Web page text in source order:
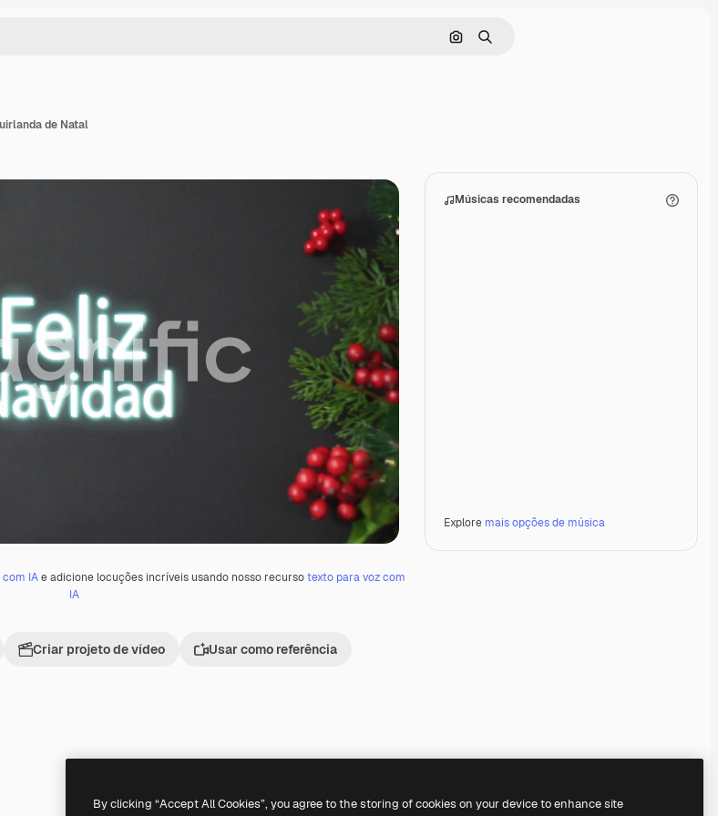
Pesquisar por imagem
Buscar
IAe adicione locuções incríveis usando nosso recursotexto para voz com
IA
Criar projeto de vídeo Usar como referência
Músicas recomendadas
Explore mais opções de música
de Natal
Premium
Premium Premium
Premium
By clicking “Accept All Cookies”, you agree to the storing of cookies on your device to enhance site